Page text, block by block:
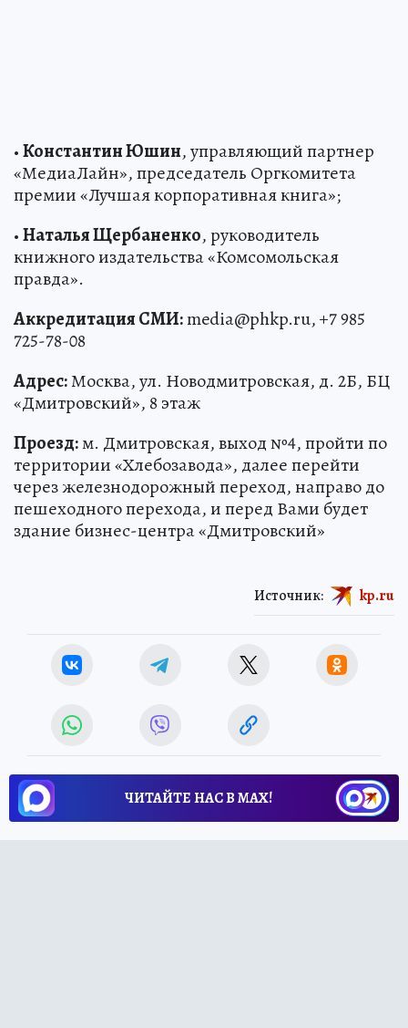
•Константин Юшин, управляющий партнер
«МедиаЛайн», председатель Оргкомитета
премии «Лучшая корпоративная книга»;
•Наталья Щербаненко, руководитель
книжного издательства «Комсомольская
правда».
Аккредитация СМИ:media@phkp.ru, +7 985
725-78-08
Адрес:Москва, ул. Новодмитровская, д. 2Б, БЦ
«Дмитровский», 8 этаж
Проезд:м. Дмитровская, выход №4, пройти по
территории «Хлебозавода», далее перейти
через железнодорожный переход, направо до
пешеходного перехода, и перед Вами будет
здание бизнес-центра «Дмитровский»
Источник: kp.ru
ЧИТАЙТЕ НАС В МАХ!